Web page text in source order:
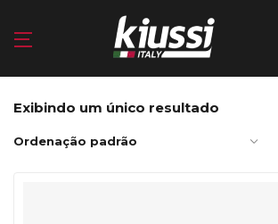
Exibindo um único resultado